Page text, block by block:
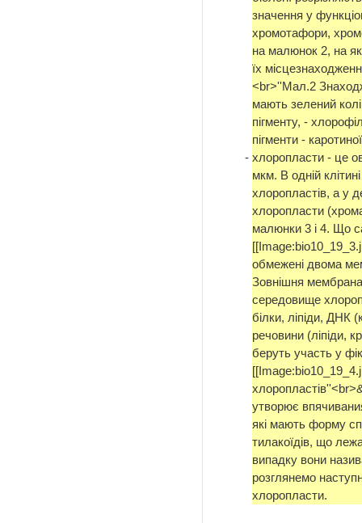
-
значення у
хромотафори,
на малюнок 2, на
їх
<br>''Мал.2
мають зелений
пігменту, -
пігменти -
хлоропласти - це
мкм. В одній
хлоропластів, а у
хлоропласти
малюнки 3 і 4. Що
обмежені двома
Зовнішня мембрана
середовище
білки, ліпіди, ДНК
речовини (ліпіди,
беруть участь у
утворює
які мають форму
тилакоїдів, що
випадку вони
розглянемо
хлоропласти.